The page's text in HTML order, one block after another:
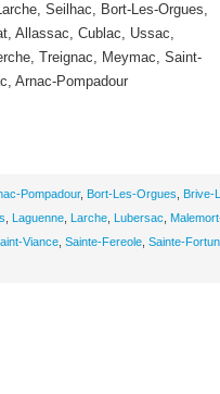
Seilhac, Bort-Les-Orgues,
Allassac, Cublac, Ussac,
Treignac, Meymac, Saint-
Arnac-Pompadour
Pompadour, Bort-Les-Orgues Brive-
Laguenne Larche Lubersac
Viance Sainte-Fereole Sainte-